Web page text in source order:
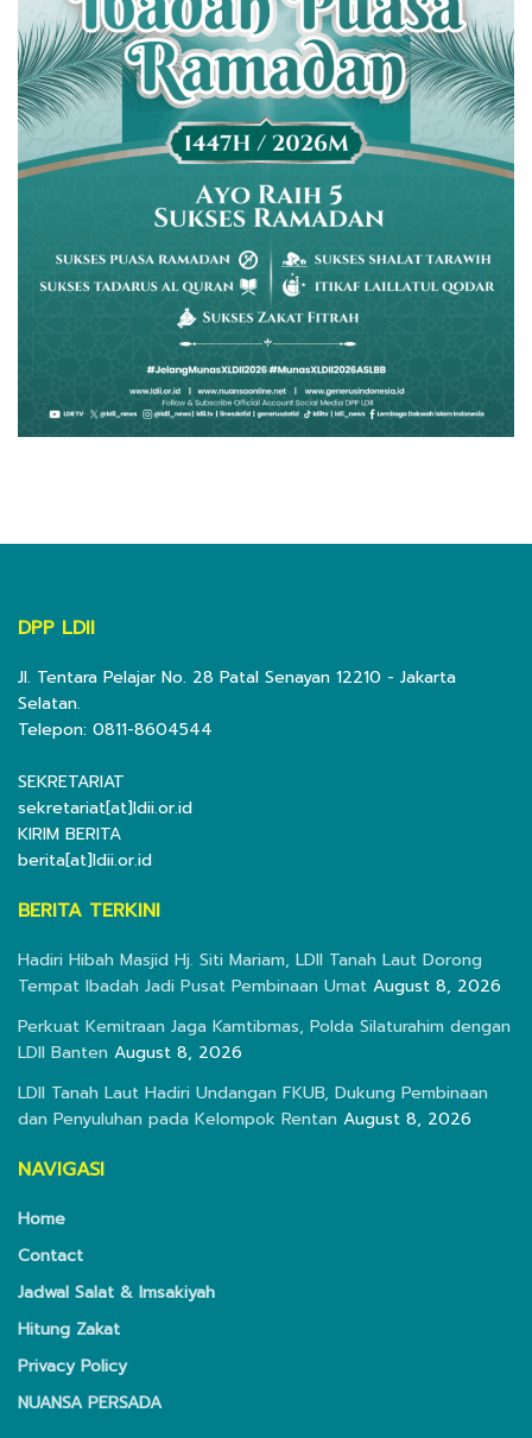
DPP LDII
Jl. Tentara Pelajar No. 28 Patal Senayan 12210 - Jakarta
Selatan.
Telepon: 0811-8604544
SEKRETARIAT
sekretariat[at]ldii.or.id
KIRIM BERITA
berita[at]ldii.or.id
BERITA TERKINI
Hadiri Hibah Masjid Hj. Siti Mariam, LDII Tanah Laut Dorong
Tempat Ibadah Jadi Pusat Pembinaan Umat August 8, 2026
Perkuat Kemitraan Jaga Kamtibmas, Polda Silaturahim dengan
LDII Banten August 8, 2026
LDII Tanah Laut Hadiri Undangan FKUB, Dukung Pembinaan
dan Penyuluhan pada Kelompok Rentan August 8, 2026
NAVIGASI
Home
Contact
Jadwal Salat & Imsakiyah
Hitung Zakat
Privacy Policy
NUANSA PERSADA